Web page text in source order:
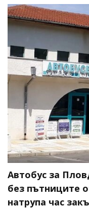
Автобус за
без пътниците
натрупа час